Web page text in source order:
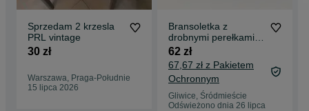
Sprzedam 2 krzesla
PRL vintage
30 zł
Warszawa, Praga-Południe
15 lipca 2026
Bransoletka z
drobnymi perełkami
naturalne hodowlane
dł.20-22cm
62 zł
67,67 zł z Pakietem
Ochronnym
Gliwice, Śródmieście
Odświeżono dnia 26 lipca